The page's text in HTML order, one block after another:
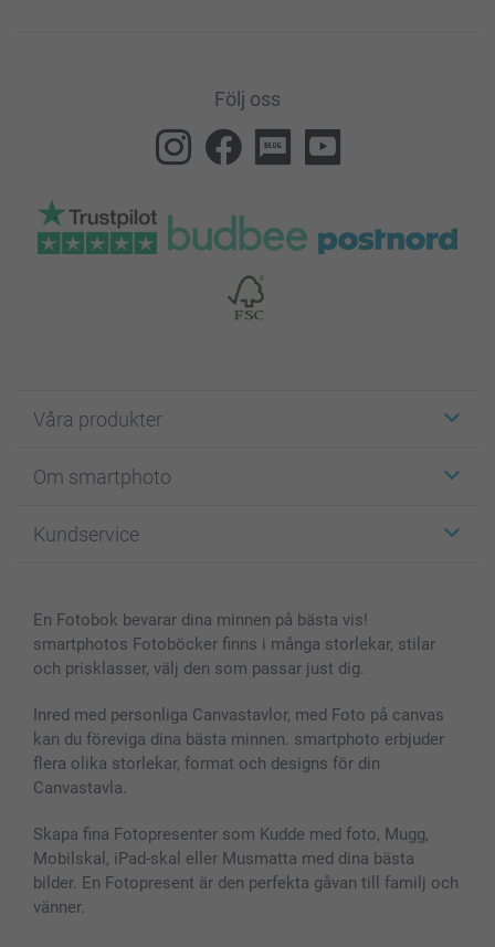
Följ oss
Våra produkter
Fotokort
Fotoböcker
Skal till Mobil & Surfplatta
MyNameBook
Fotoramar & Tillbehör
Presentkort
Alla fotoprodukter
Om smartphoto
För affiliates
Sitemap
Villkor och garantier
Kundservice
smartbonus
Priser & betalning
En Fotobok bevarar dina minnen på bästa vis!
smartphotos Fotoböcker finns i många storlekar, stilar
och prisklasser, välj den som passar just dig.
Inred med personliga Canvastavlor, med Foto på canvas
kan du föreviga dina bästa minnen. smartphoto erbjuder
flera olika storlekar, format och designs för din
Canvastavla.
Skapa fina Fotopresenter som Kudde med foto, Mugg,
Mobilskal, iPad-skal eller Musmatta med dina bästa
bilder. En Fotopresent är den perfekta gåvan till familj och
vänner.